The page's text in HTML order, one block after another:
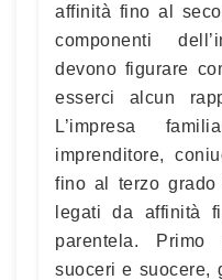
affinità fino al
componenti
devono figurare
esserci alcun
L’impresa
imprenditore,
fino al terzo grado
legati da affinità
parentela.
suoceri e suocere,